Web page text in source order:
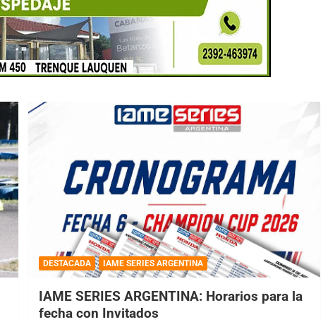
DESTACADA IAME SERIES ARGENTINA
IAME SERIES ARGENTINA: Horarios para la
fecha con Invitados